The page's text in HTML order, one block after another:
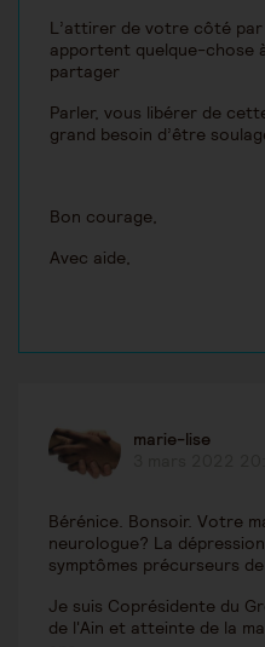
L’attirer de votre côté
apportent quelque-chose
partager
Parler, vous libérer de
grand besoin d’être
Bon courage,
Avec aide,
marie-lise
Bérénice. Bonsoir. Votre
neurologue? La
symptômes précurseurs
Je suis Coprésidente du
de l'Ain et atteinte de la